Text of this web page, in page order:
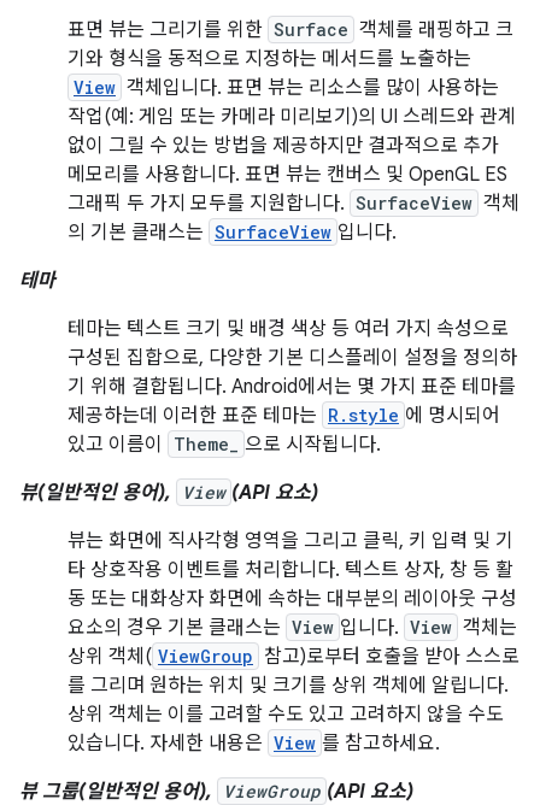
표면 뷰는 그리기를 위한 Surface 객체를 래핑하고 크
기와 형식을 동적으로 지정하는 메서드를 노출하는
View 객체입니다. 표면 뷰는 리소스를 많이 사용하는
작업(예: 게임 또는 카메라 미리보기)의 UI 스레드와 관계
없이 그릴 수 있는 방법을 제공하지만 결과적으로 추가
메모리를 사용합니다. 표면 뷰는 캔버스 및 OpenGL ES
그래픽 두 가지 모두를 지원합니다. SurfaceView 객체
의 기본 클래스는 SurfaceView 입니다.
테마
테마는 텍스트 크기 및 배경 색상 등 여러 가지 속성으로
구성된 집합으로, 다양한 기본 디스플레이 설정을 정의하
기 위해 결합됩니다. Android에서는 몇 가지 표준 테마를
제공하는데 이러한 표준 테마는 R.style 에 명시되어
있고 이름이
Theme_
으로 시작됩니다.
뷰(일반적인 용어),
View (API 요소)
뷰는 화면에 직사각형 영역을 그리고 클릭, 키 입력 및 기
타 상호작용 이벤트를 처리합니다. 텍스트 상자, 창 등 활
동 또는 대화상자 화면에 속하는 대부분의 레이아웃 구성
요소의 경우 기본 클래스는 View 입니다. View 객체는
상위 객체( ViewGroup 참고)로부터 호출을 받아 스스로
를 그리며 원하는 위치 및 크기를 상위 객체에 알립니다.
상위 객체는 이를 고려할 수도 있고 고려하지 않을 수도
있습니다. 자세한 내용은 View 를 참고하세요.
뷰 그룹(일반적인 용어),
ViewGroup (API 요소)